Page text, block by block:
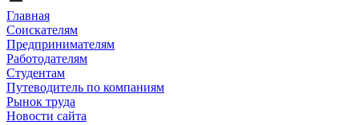
Главная
Соискателям
Предпринимателям
Работодателям
Студентам
Путеводитель по компаниям
Рынок труда
Новости сайта